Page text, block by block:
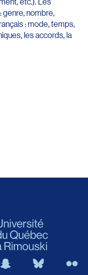
nombre,
: mode, temps,
les accords, la